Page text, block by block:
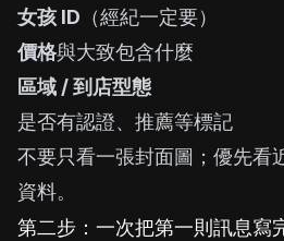
女孩 ID （經紀一定要）
價格與大致包含什麼
區域 / 到店型態
是否有認證、推薦等標記
不要只看一張封面圖；優先看
資料。
第二步：一次把第一則訊息寫